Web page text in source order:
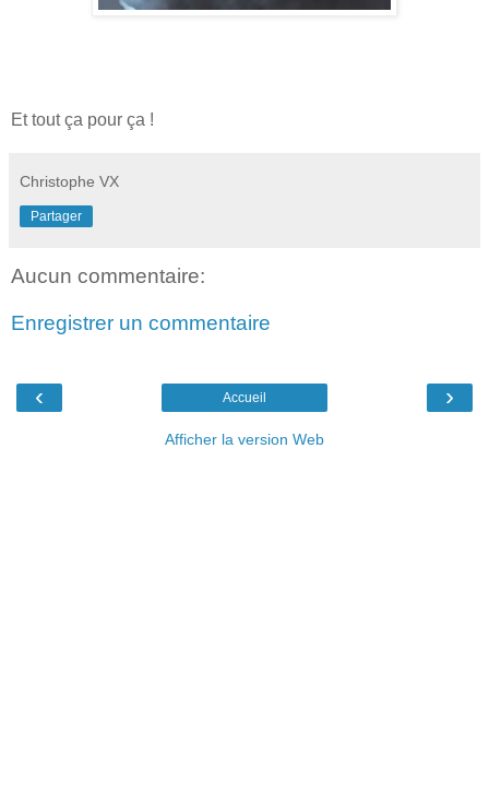
Et tout ça pour ça !
Christophe VX
Partager
Aucun commentaire:
Enregistrer un commentaire
‹ ›
Accueil
Afficher la version Web